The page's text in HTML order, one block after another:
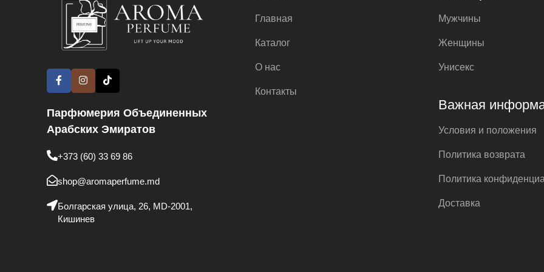
Парфюмерия Объединенных
Арабских Эмиратов
+373 (60) 33 69 86
shop@aromaperfume.md
Болгарская улица, 26, MD-2001,
Кишинев
Главная
Каталог
О нас
Контакты
Мужчины
Женщины
Унисекс
Важная
Условия и положения
Политика возврата
Политика
Доставка